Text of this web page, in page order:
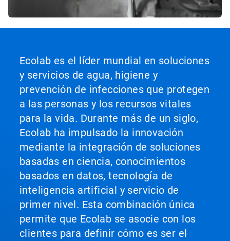
Ecolab es el líder mundial en soluciones
y servicios de agua, higiene y
prevención de infecciones que protegen
a las personas y los recursos vitales
para la vida. Durante más de un siglo,
Ecolab ha impulsado la innovación
mediante la integración de soluciones
basadas en ciencia, conocimientos
basados en datos, tecnología de
inteligencia artificial y servicio de
primer nivel. Esta combinación única
permite que Ecolab se asocie con los
clientes para definir cómo es ser el